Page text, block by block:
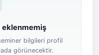
bilgileri profil
görünecektir.